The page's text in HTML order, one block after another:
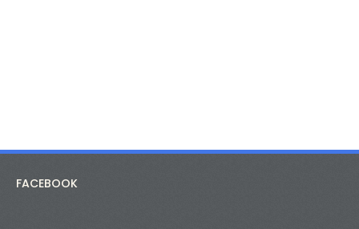
FACEBOOK